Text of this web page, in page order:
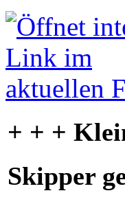
+ + +
Skipper